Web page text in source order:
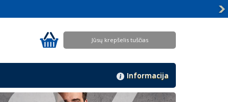
Jūsų krepšelis tuščias
Informacija